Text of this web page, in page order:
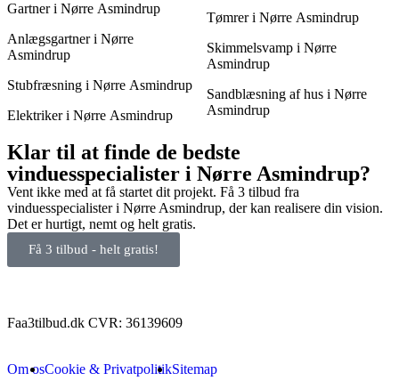
Gartner i Nørre Asmindrup
Anlægsgartner i Nørre
Asmindrup
Stubfræsning i Nørre Asmindrup
Elektriker i Nørre Asmindrup
Tømrer i Nørre Asmindrup
Skimmelsvamp i Nørre
Asmindrup
Sandblæsning af hus i Nørre
Asmindrup
Klar til at finde de bedste
vinduesspecialister i Nørre Asmindrup?
Vent ikke med at få startet dit projekt. Få 3 tilbud fra
vinduesspecialister i Nørre Asmindrup, der kan realisere din vision.
Det er hurtigt, nemt og helt gratis.
Få 3 tilbud - helt gratis!
Faa3tilbud.dk CVR: 36139609
Om osCookie & PrivatpolitikSitemap